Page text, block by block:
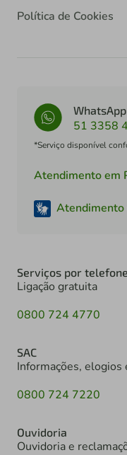
Política de Cookies
51 3358
*Serviço disponível
Atendimento em
Atendimento
Serviços por telefone
Ligação gratuita
0800 724 4770
SAC
Informações, elogios
0800 724 7220
Ouvidoria
Ouvidoria e